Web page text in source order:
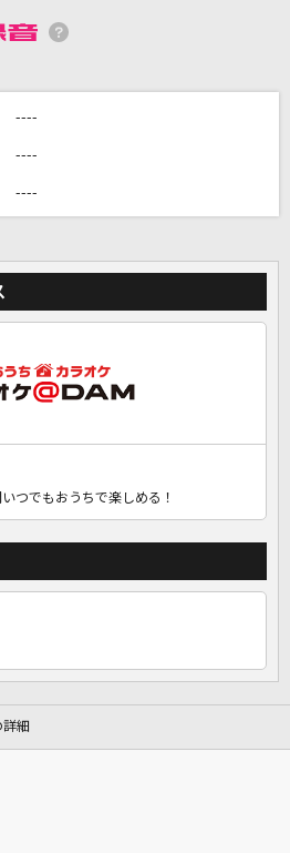
----
----
----
つでもおうちで楽しめる！
詳細